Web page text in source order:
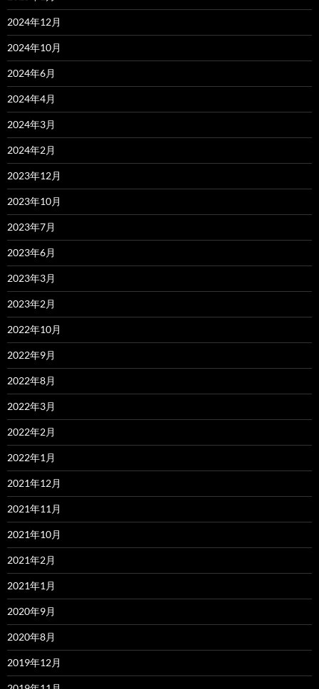
2024年12月
2024年10月
2024年6月
2024年4月
2024年3月
2024年2月
2023年12月
2023年10月
2023年7月
2023年6月
2023年3月
2023年2月
2022年10月
2022年9月
2022年8月
2022年3月
2022年2月
2022年1月
2021年12月
2021年11月
2021年10月
2021年2月
2021年1月
2020年9月
2020年8月
2019年12月